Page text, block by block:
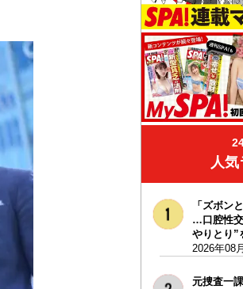
人
「ズボン
…口腔性
やりとり”
2026年08
元捜査一